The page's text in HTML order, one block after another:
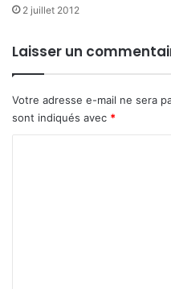
2 juillet 2012
Laisser un
Votre adresse e-mail ne sera
sont indiqués avec *